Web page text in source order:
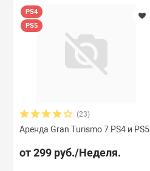
PS4
PS5
(23)
Аренда Gran Turismo 7 PS4 и PS5
от 299 руб./Неделя.